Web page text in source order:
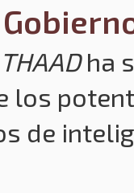
THAADha
los
de